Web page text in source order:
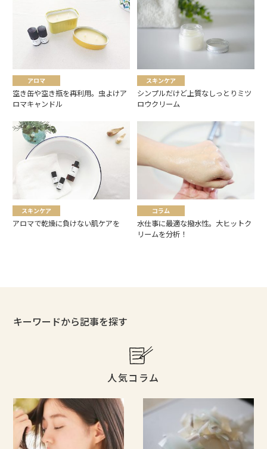
アロマ
空き缶や空き瓶を再利用。虫よけア
ロマキャンドル
スキンケア
シンプルだけど上質なしっとりミツ
ロウクリーム
スキンケア
アロマで乾燥に負けない肌ケアを
コラム
水仕事に最適な撥水性。大ヒットク
リームを分析！
キーワードから記事を探す
人気コラム